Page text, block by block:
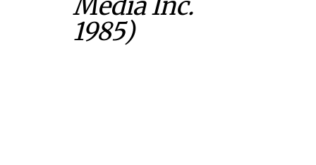
1985)